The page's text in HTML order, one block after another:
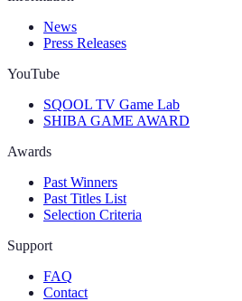
News
Press Releases
YouTube
SQOOL TV Game Lab
SHIBA GAME AWARD
Awards
Past Winners
Past Titles List
Selection Criteria
Support
FAQ
Contact